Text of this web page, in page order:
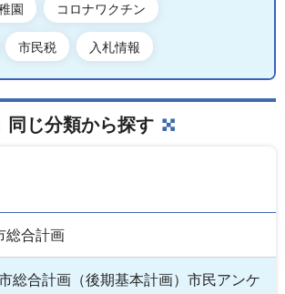
園 コロナワクチン
市民税 入札情報
同じ分類から探す
総合計画
総合計画（後期基本計画）市民アンケ